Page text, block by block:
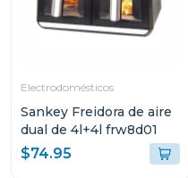
Electrodomésticos
Sankey Freidora de aire
dual de 4l+4l frw8d01
$74.95